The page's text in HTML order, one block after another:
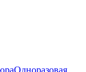
Одноразовая